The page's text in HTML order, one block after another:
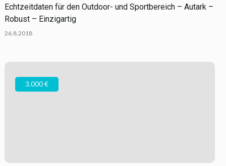
Echtzeitdaten für den Outdoor- und Sportbereich – Autark –
Robust – Einzigartig
26.8.2018
3.000 €